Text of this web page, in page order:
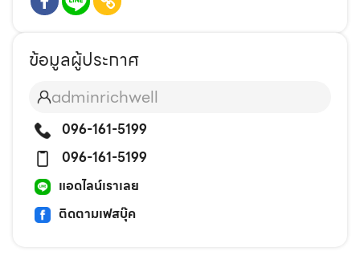
ข้อมูลผู้ประกาศ
adminrichwell
096-161-5199
096-161-5199
แอดไลน์เราเลย
ติดตามเฟสบุ๊ค